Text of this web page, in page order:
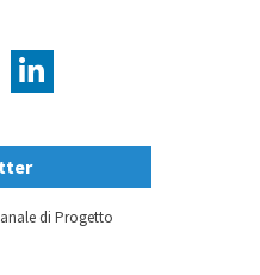
di Progetto